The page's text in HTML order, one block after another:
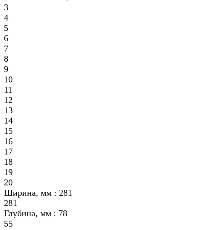
3
4
5
6
7
8
9
10
11
12
13
14
15
16
17
18
19
20
Ширина, мм : 281
281
Глубина, мм : 78
55